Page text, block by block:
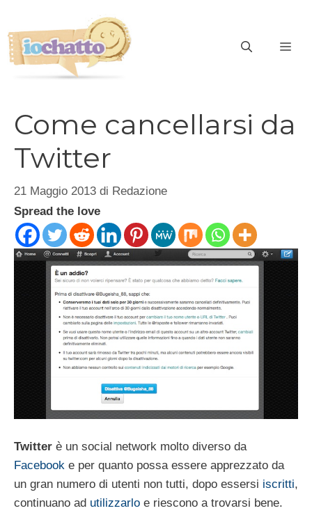
contenuto
Come cancellarsi da
Twitter
21 Maggio 2013 di Redazione
Spread the love
Twitter è un social network molto diverso da
Facebook e per quanto possa essere apprezzato da
un gran numero di utenti non tutti, dopo essersi iscritti,
continuano ad utilizzarlo e riescono a trovarsi bene.